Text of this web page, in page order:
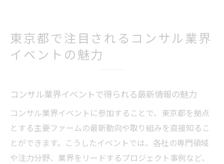
ト
業界屈指のコンサルが集う東京イベントの
ト
主要ファーム比較に役立つイベント参加のポイ
ント
コンサルイベント参加で比較力を高めるコ
東京都で注目されるコンサル業界
イベントの魅力
コンサル業界イベントで得られる最新情報の魅力
コンサル業界イベントに参加することで、東京都を拠点
とする主要ファームの最新動向や取り組みを直接知るこ
とができます。こうしたイベントでは、各社の専門領域
や注力分野、業界をリードするプロジェクト事例など、